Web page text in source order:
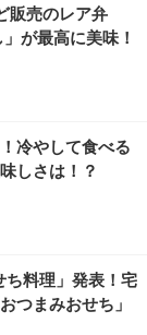
販売のレア弁
が最高に美味！
冷やして食べる
しさは！？
ち料理」発表！宅
つまみおせち」